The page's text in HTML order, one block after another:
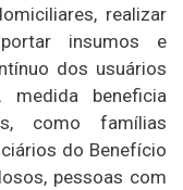
realizar
insumos e
dos usuários
beneficia
como famílias
do Benefício
pessoas com